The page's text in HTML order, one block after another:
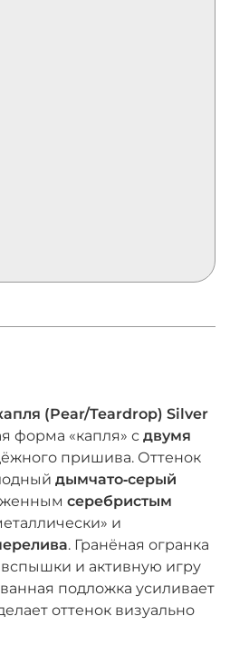
(Pear/Teardrop) Silver
форма «капля» с двумя
пришива. Оттенок
дымчато‑серый
серебристым
и
. Гранёная огранка
и активную игру
подложка усиливает
оттенок визуально